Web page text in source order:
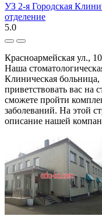
УЗ 2-я Городская
отделение
5.0
Красноармейская ул.,
Наша
Клиническая больница,
приветствовать вас
сможете пройти
заболеваний. На этой
описание нашей